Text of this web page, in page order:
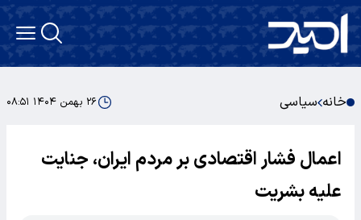
خانه سیاسی ۲۶ بهمن ۱۴۰۴ ۰۸:۵۱
اعمال فشار اقتصادی بر مردم ایران، جنایت
علیه بشریت